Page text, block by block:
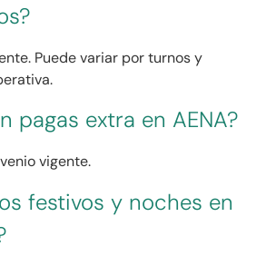
Puede variar por turnos y
pagas extra en AENA?
vigente.
festivos y noches en